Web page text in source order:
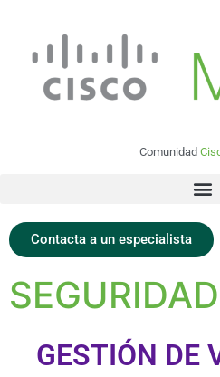
Comunidad
Contacta a un especialista
SEGURIDAD
GESTIÓN DE